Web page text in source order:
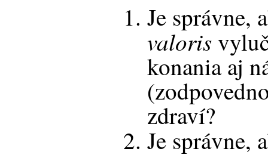
Je správne,
valoris
konania aj
zdraví?
Je správne,